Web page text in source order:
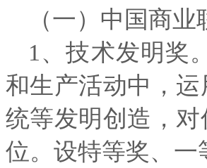
（一）中国商
1、技术发明奖
和生产活动中，
统等发明创造，
位。设特等奖、